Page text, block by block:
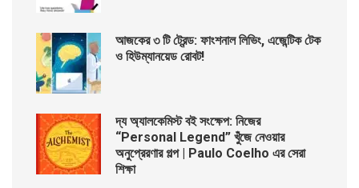
আজকের ৩ টি ট্রেন্ড: ফাংশনাল লিভিং, এজেন্টিক টেক
ও হিউম্যানয়েড রোবট!
দ্য অ্যালকেমিস্ট বই সংক্ষেপ: নিজের
“Personal Legend” খুঁজে নেওয়ার
অনুপ্রেরণার গল্প | Paulo Coelho এর সেরা
শিক্ষা